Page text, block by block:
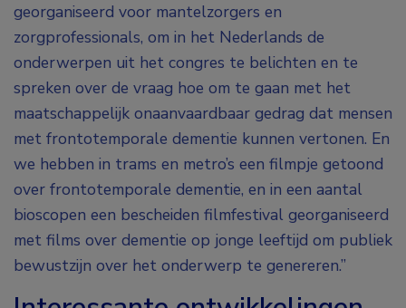
georganiseerd voor mantelzorgers en
zorgprofessionals, om in het Nederlands de
onderwerpen uit het congres te belichten en te
spreken over de vraag hoe om te gaan met het
maatschappelijk onaanvaardbaar gedrag dat mensen
met frontotemporale dementie kunnen vertonen. En
we hebben in trams en metro’s een filmpje getoond
over frontotemporale dementie, en in een aantal
bioscopen een bescheiden filmfestival georganiseerd
met films over dementie op jonge leeftijd om publiek
bewustzijn over het onderwerp te genereren.”